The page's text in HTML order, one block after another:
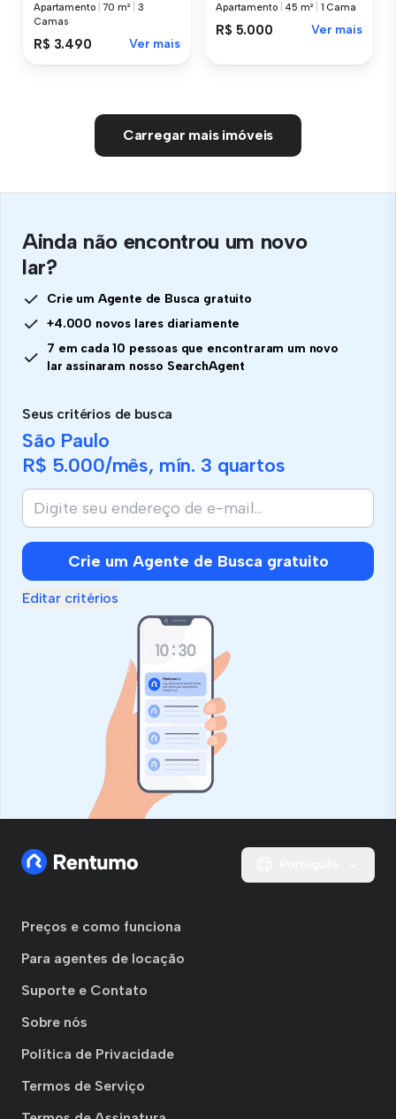
Apartamento |70 m²
3
Camas
R$ 3.490 Ver mais
Apartamento 45 m² 1 Cama
R$ 5.000 Ver mais
Carregar mais imóveis
Ainda não encontrou um novo
lar?
Crie um Agente de Busca gratuito
+4.000 novos lares diariamente
7 em cada 10 pessoas que encontraram um novo
lar assinaram nosso SearchAgent
Seus critérios de busca
São Paulo
R$ 5.000/mês, mín. 3 quartos
Crie um Agente de Busca gratuito
Editar critérios
Preços e como funciona
Para agentes de locação
Suporte e Contato
Sobre nós
Política de Privacidade
Termos de Serviço